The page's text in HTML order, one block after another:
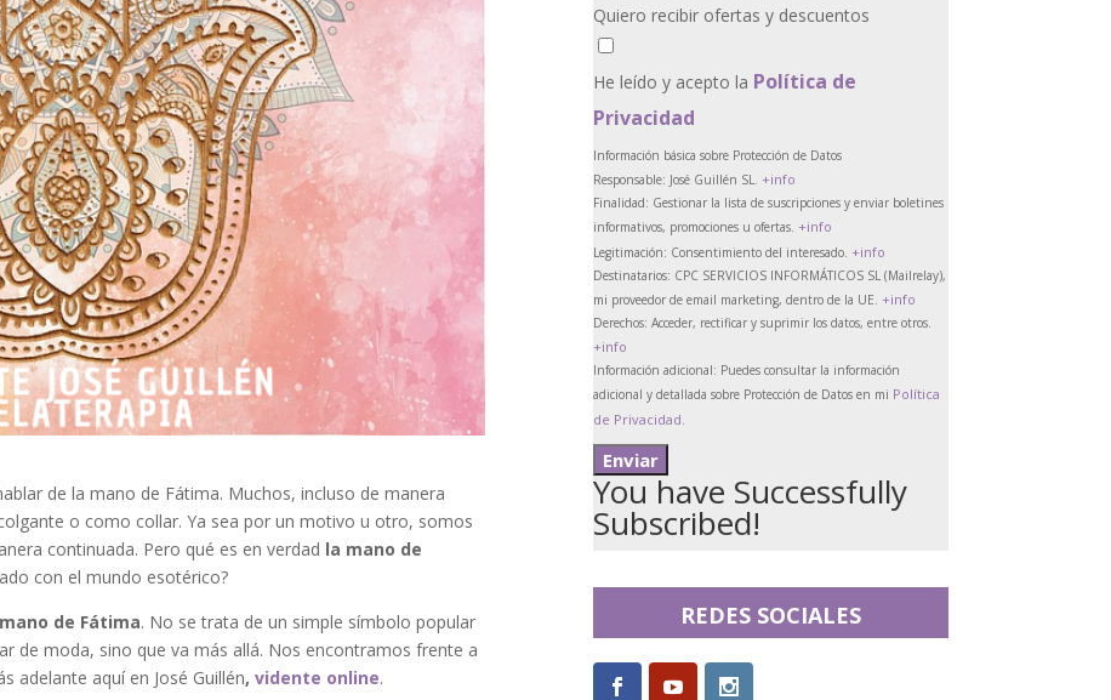
de la mano de Fátima. Muchos, incluso de manera
o como collar. Ya sea por un motivo u otro, somos
continuada. Pero qué es en verdad la mano de
con el mundo esotérico?
de Fátima. No se trata de un simple símbolo popular
de moda, sino que va más allá. Nos encontramos frente a
adelante aquí en José Guillén, vidente online.
Quiero recibir ofertas y descuentos
He leído y acepto la Política de
Privacidad
Información básica sobre Protección de Datos
Responsable: José Guillén SL. +info
Finalidad: Gestionar la lista de suscripciones y enviar boletines
informativos, promociones u ofertas. +info
Legitimación: Consentimiento del interesado. +info
Destinatarios: CPC SERVICIOS INFORMÁTICOS SL (Mailrelay),
mi proveedor de email marketing, dentro de la UE. +info
Derechos: Acceder, rectificar y suprimir los datos, entre otros.
+info
Información adicional: Puedes consultar la información
adicional y detallada sobre Protección de Datos en mi Política
de Privacidad.
You have Successfully
Subscribed!
REDES SOCIALES